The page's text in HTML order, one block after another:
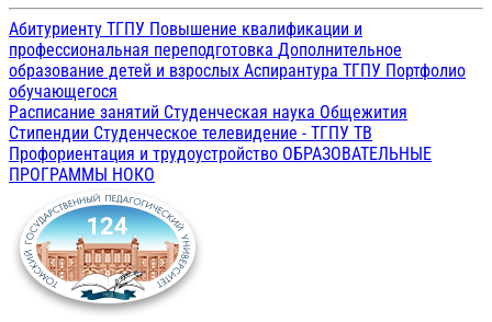
Абитуриенту ТГПУ Повышение квалификации и
профессиональная переподготовка Дополнительное
образование детей и взрослых Аспирантура ТГПУ Портфолио
обучающегося
Расписание занятий Студенческая наука Общежития
Стипендии Студенческое телевидение - ТГПУ ТВ
Профориентация и трудоустройство ОБРАЗОВАТЕЛЬНЫЕ
ПРОГРАММЫ НОКО